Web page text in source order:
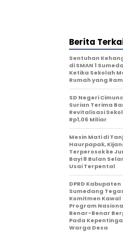
Berita
Sentuhan
di SMAN 1
Ketika Sekolah
Rumah yang
SD Negeri
Surian Terima
Revitalisasi
Rp1,06 Miliar
Mesin Mati di
Haurpapak,
Terperosok ke
Bayi 8 Bulan
Usai Terpental
DPRD Kabupaten
Sumedang
Komitmen Kawal
Program
Benar-Benar
Pada
Warga Desa